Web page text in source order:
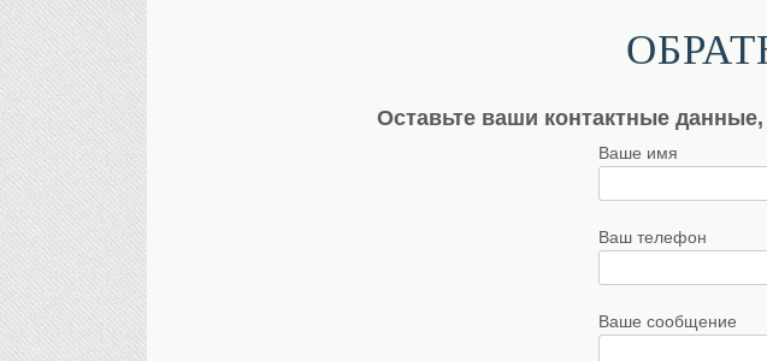
Оставьте ваши контактные
Ваше имя
Ваш телефон
Ваше сообщение